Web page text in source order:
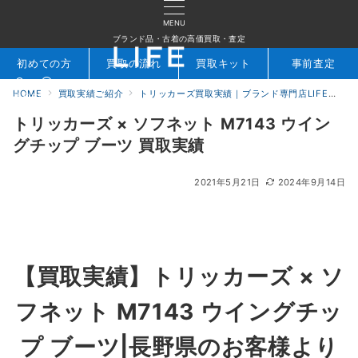
MENU
ブランド品・古着の高価買取・査定
検索 お問合せ
初めての方 買取の流れ 買取キット 事前査定
HOME 買取実績ご紹介 トリッカーズ買取実績｜ブランド専門店LIFE
トリッカーズ × ソフネット M7143 ウイン
グチップ ブーツ 買取実績
2021年5月21日 2024年9月14日
【買取実績】トリッカーズ × ソ
フネット M7143 ウイングチッ
プ ブーツ|長野県のお客様より